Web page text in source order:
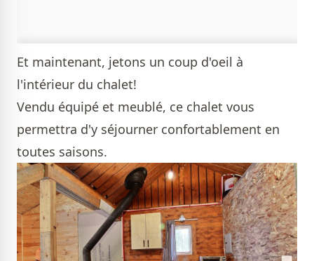
Et maintenant, jetons un coup d'oeil à
l'intérieur du chalet!
Vendu équipé et meublé, ce chalet vous
permettra d'y séjourner confortablement en
toutes saisons.